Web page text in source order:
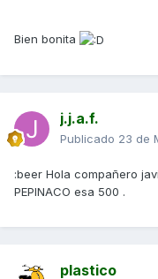
Bien bonita
j.j.a.f.
Publicado 23 de
:beer Hola compañero
PEPINACO esa 500 .
plastico